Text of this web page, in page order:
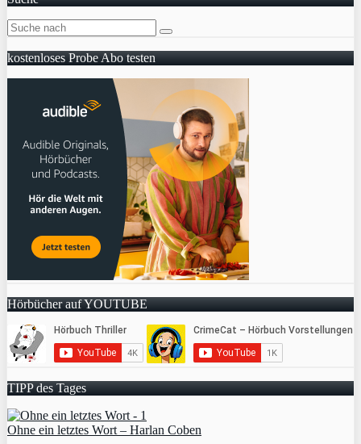
kostenloses Probe Abo testen
Hörbücher auf YOUTUBE
TIPP des Tages
Ohne ein letztes Wort – Harlan Coben